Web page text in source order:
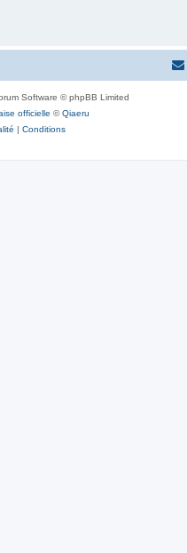
Software © phpBB Limited
officielle ©Qiaeru
| Conditions